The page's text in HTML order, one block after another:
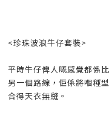
<珍珠波浪牛仔套裝>
平時牛仔俾人嘅感覺都係
另一個路線，佢係將嗰種
合得天衣無縫。